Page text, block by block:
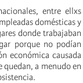
entre ellxs
domésticas y
donde trabajaban
porque no podían
económica causada
quedan, a menudo en